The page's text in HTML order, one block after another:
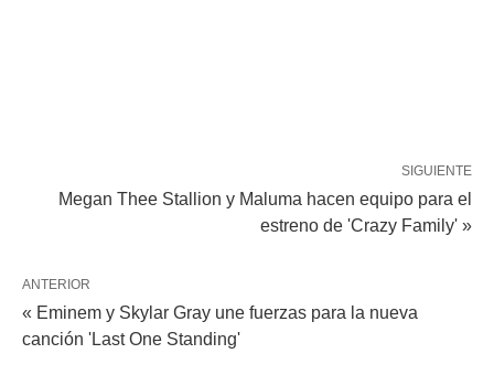
SIGUIENTE
Megan Thee Stallion y Maluma hacen equipo para el
estreno de 'Crazy Family' »
ANTERIOR
« Eminem y Skylar Gray une fuerzas para la nueva
canción 'Last One Standing'